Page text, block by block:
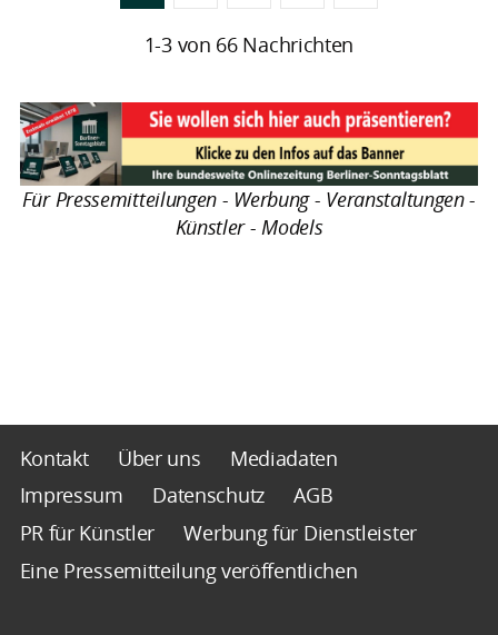
1-3 von 66 Nachrichten
Für Pressemitteilungen - Werbung - Veranstaltungen -
Künstler - Models
Kontakt Über uns
Mediadaten
Impressum
Datenschutz
AGB
PR für Künstler
Werbung für Dienstleister
Eine Pressemitteilung veröffentlichen